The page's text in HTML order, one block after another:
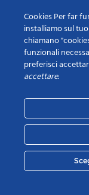
1 Agosto 2024
23 Gennaio 2023
Cookies Per far
installiamo sul
chiamano
funzionali
preferisci
accettare.